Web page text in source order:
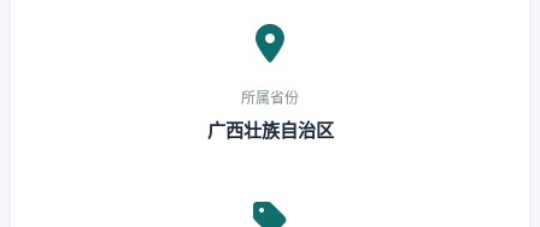
所属省份
广西壮族自治区